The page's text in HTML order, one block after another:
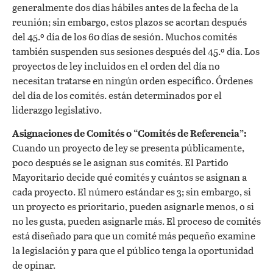
generalmente dos días hábiles antes de la fecha de la
reunión; sin embargo, estos plazos se acortan después
del 45.º día de los 60 días de sesión. Muchos comités
también suspenden sus sesiones después del 45.º día. Los
proyectos de ley incluidos en el orden del día no
necesitan tratarse en ningún orden específico. Órdenes
del día de los comités.están determinados por el
liderazgo legislativo.
Asignaciones de Comités o “Comités de Referencia”:
Cuando un proyecto de ley se presenta públicamente,
poco después se le asignan sus comités. El Partido
Mayoritario decide qué comités y cuántos se asignan a
cada proyecto. El número estándar es 3; sin embargo, si
un proyecto es prioritario, pueden asignarle menos, o si
no les gusta, pueden asignarle más. El proceso de comités
está diseñado para que un comité más pequeño examine
la legislación y para que el público tenga la oportunidad
de opinar.